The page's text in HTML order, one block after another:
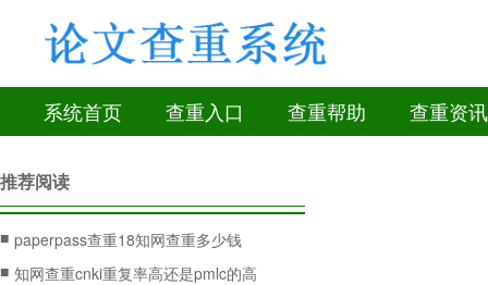
系统首页 查重入口 查重帮助 查重资讯
推荐阅读
■ paperpass查重18知网查重多少钱
■ 知网查重cnki重复率高还是pmlc的高